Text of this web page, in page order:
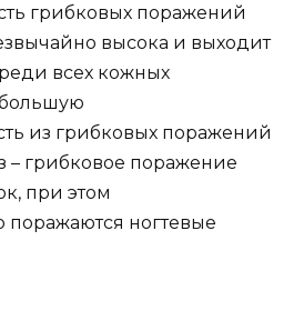
грибковых поражений
высока и выходит
всех кожных
из грибковых поражений
– грибковое поражение
при этом
ногтевые